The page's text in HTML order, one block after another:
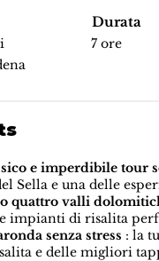
Durata
7 ore
e imperdibile tour
Sella e una delle
quattro valli
e impianti di risalita
senza stress : la
e delle migliori